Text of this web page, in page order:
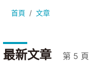
首頁 文章
最新文章 第 5 頁